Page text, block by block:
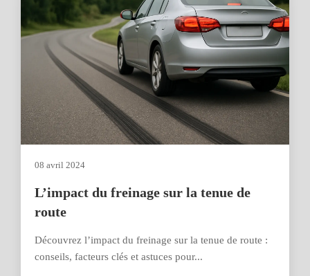
08 avril 2024
L’impact du freinage sur la tenue de
route
Découvrez l’impact du freinage sur la tenue de route :
conseils, facteurs clés et astuces pour...